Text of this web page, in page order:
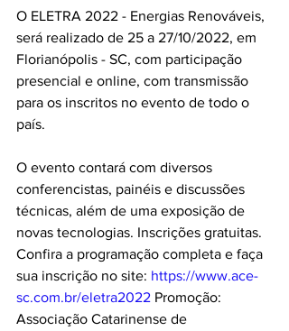
O ELETRA 2022 - Energias Renováveis,
será realizado de 25 a 27/10/2022, em
Florianópolis - SC, com participação
presencial e online, com transmissão
para os inscritos no evento de todo o
país.
O evento contará com diversos
conferencistas, painéis e discussões
técnicas, além de uma exposição de
novas tecnologias. Inscrições gratuitas.
Confira a programação completa e faça
sua inscrição no site: https://www.ace-
sc.com.br/eletra2022 Promoção:
Associação Catarinense de